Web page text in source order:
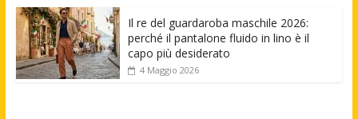
Il re del guardaroba maschile 2026:
perché il pantalone fluido in lino è il
capo più desiderato
4 Maggio 2026